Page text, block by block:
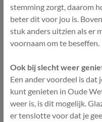
stemming zorgt, daarom
beter dit voor jou is.
stuk anders uitzien als er
voornaam om te beseffen.
Ook bij slecht weer
Een ander voordeel is dat
kunt genieten in Oude
weer is, is dit mogelijk.
er tenslotte voor dat je